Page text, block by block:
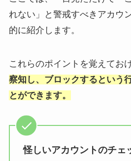
れない」と警戒すべきアカウ
的に紹介します。
これらのポイントを覚えておけ
察知し、ブロックするという
とができます。
怪しいアカウントのチェ